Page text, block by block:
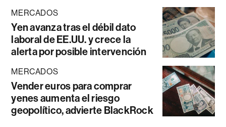
MERCADOS
Yen avanza tras el débil dato
laboral de EE.UU. y crece la
alerta por posible intervención
MERCADOS
Vender euros para comprar
yenes aumenta el riesgo
geopolítico, advierte BlackRock